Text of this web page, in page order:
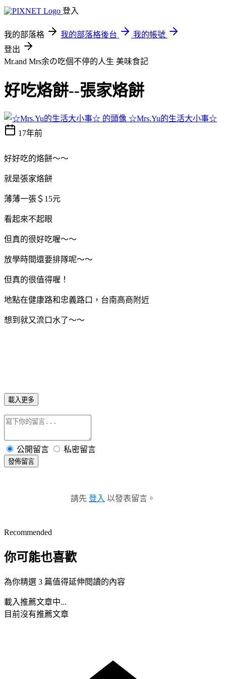
登入
我的部落格 我的部落格後台
我的帳號
登出
Mr.and Mrs余の吃個不停的人生 美味食記
好吃烙餅--張家烙餅
☆Mrs.Yu的生活大小事☆
17年前
好好吃的烙餅～～
就是張家烙餅
薄薄一張＄15元
看起來不起眼
但真的很好吃喔～～
放學時間還要排隊呢～～
但真的很值得喔！
地點在健康路和忠義路口，台南高商附近
想到就又流口水了～～
載入更多
公開留言 私密留言
發佈留言
請先 登入 以發表留言。
Recommended
你可能也喜歡
為你精選 3 篇值得延伸閱讀的內容
載入推薦文章中...
目前沒有推薦文章